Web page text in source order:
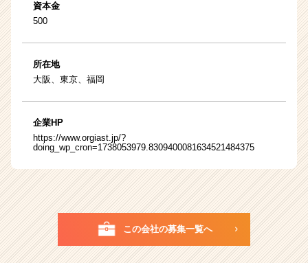
資本金
500
所在地
大阪、東京、福岡
企業HP
https://www.orgiast.jp/?
doing_wp_cron=1738053979.8309400081634521484375
この会社の募集一覧へ